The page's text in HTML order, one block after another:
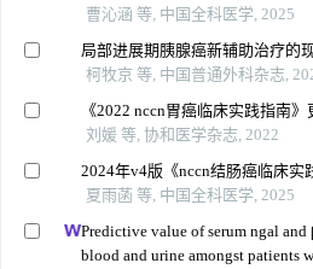
曹沁涵 等, 中国全科医学, 2025
局部进展期胰腺癌新辅助治疗的
柯牧京 等, 中国普通外科杂志,
《2022 nccn胃癌临床实践指南
刘媛 等, 协和医学杂志, 2022
2024年v4版《nccn结肠癌临床实
夏雨菡 等, 中国全科医学, 2025
Predictive value of serum ngal
blood and urine amongst patients